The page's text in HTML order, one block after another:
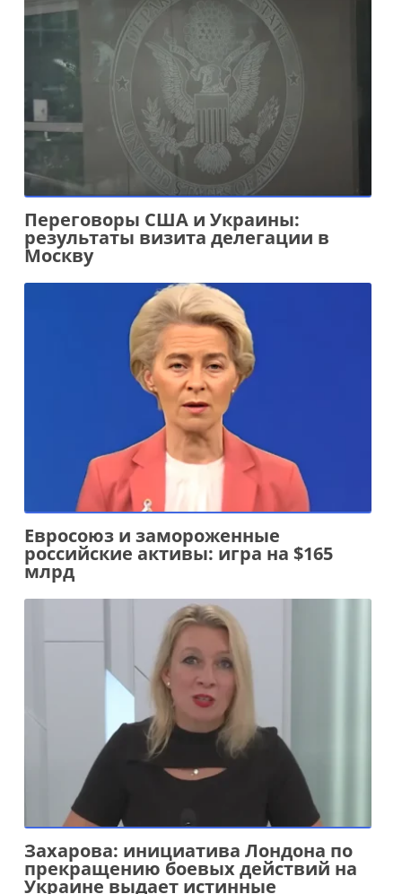
Переговоры США и Украины:
результаты визита делегации в
Москву
Евросоюз и замороженные
российские активы: игра на $165
млрд
Захарова: инициатива Лондона по
прекращению боевых действий на
Украине выдает истинные